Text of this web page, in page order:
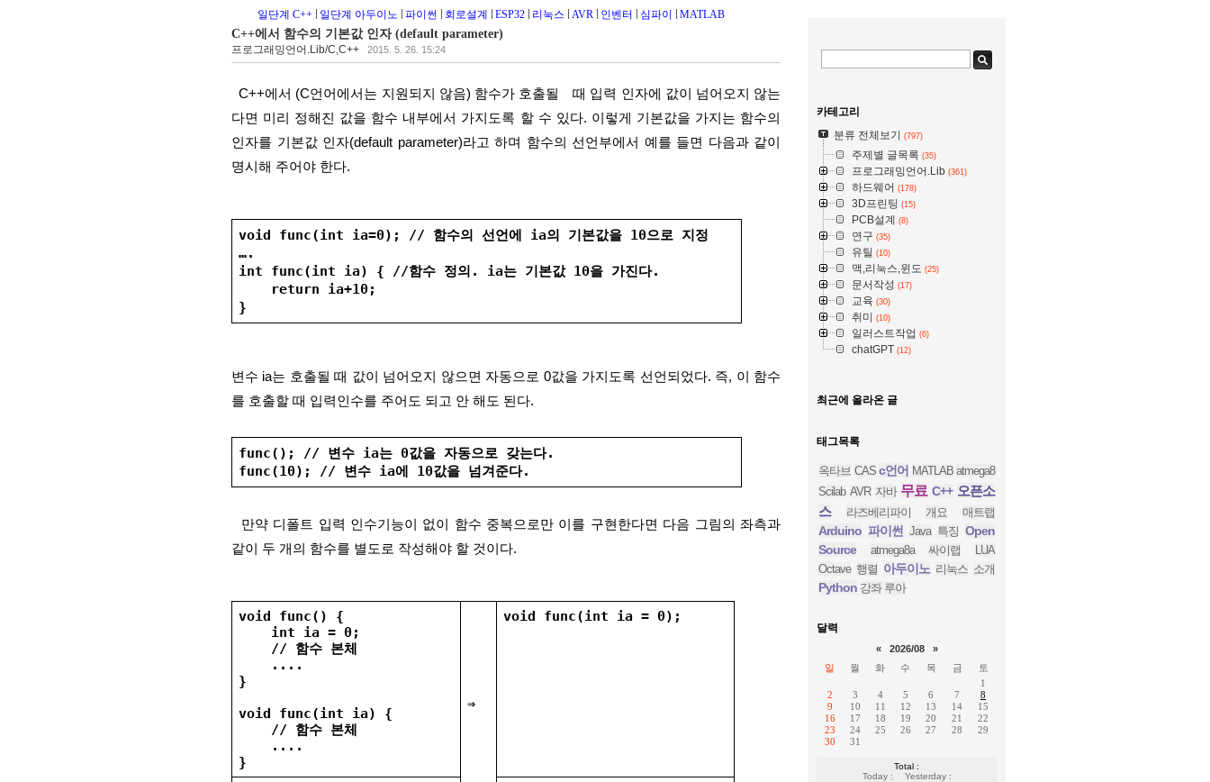
일단계 C++ 일단계 아두이노 파이썬 회로설계 ESP32 리눅스 AVR 인벤터 심파이 MATLAB
C++에서 함수의 기본값 인자 (default parameter)
프로그래밍언어.Lib/C,C++ 2015. 5. 26. 15:24
다면 미리 정해진 값을 함수 내부에서 가지도록 할 수 있다. 이렇게 기본값을 가지는 함수의
인자를 기본값 인자(default parameter)라고 하며 함수의 선언부에서 예를 들면 다음과 같이
명시해 주어야 한다.
void func(int ia=0); // 함수의 선언에 ia의 기본값을 10으로 지정
….
int func(int ia) { //함수 정의. ia는 기본값 10을 가진다.
return ia+10;
}
변수 ia는 호출될 때 값이 넘어오지 않으면 자동으로 0값을 가지도록 선언되었다. 즉, 이 함수
를 호출할 때 입력인수를 주어도 되고 안 해도 된다.
func(); // 변수 ia는 0값을 자동으로 갖는다.
func(10); // 변수 ia에 10값을 넘겨준다.
같이 두 개의 함수를 별도로 작성해야 할 것이다.
void func() {
int ia = 0;
// 함수 본체
....
}
void func(int ia) {
// 함수 본체
....
}
⇒
void func(int ia = 0);
카테고리
분류 전체보기 (797)
주제별 글목록 (35)
프로그래밍언어.Lib (361)
하드웨어 (178)
3D프린팅 (15)
PCB설계 (8)
연구 (35)
유틸 (10)
맥,리눅스,윈도 (25)
문서작성 (17)
교육 (30)
취미 (10)
일러스트작업 (6)
chatGPT (12)
최근에 올라온 글
태그목록
옥타브 CAS c언어 MATLAB atmega8
Scilab AVR 자바 무료 C++ 오픈소
스
라즈베리파이 개요 매트랩
Arduino 파이썬 Java 특징 Open
Source
atmega8a 싸이랩
LUA
Octave 행렬 아두이노 리눅스 소개
Python 강좌 루아
달력
« 2026/08
»
일
월 화 수 목 금
토
1
2
3 4 5 6 7
8
9
10 11 12 13 14
15
16
17 18 19 20 21
22
23
24 25 26 27 28
29
30
31
Total :
Today :
Yesterday :